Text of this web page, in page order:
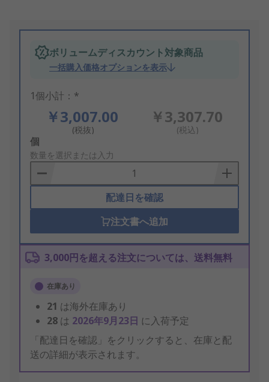
ボリュームディスカウント対象商品
一括購入価格オプションを表示
1個小計：*
￥3,007.00
(税抜)
￥3,307.70
(税込)
Add
to
Basket
個
数量を選択または入力
配達日を確認
注文書へ追加
3,000円を超える注文については、送料無料
在庫あり
21 は海外在庫あり
28 は 2026年9月23日 に入荷予定
「配達日を確認」をクリックすると、在庫と配
送の詳細が表示されます。